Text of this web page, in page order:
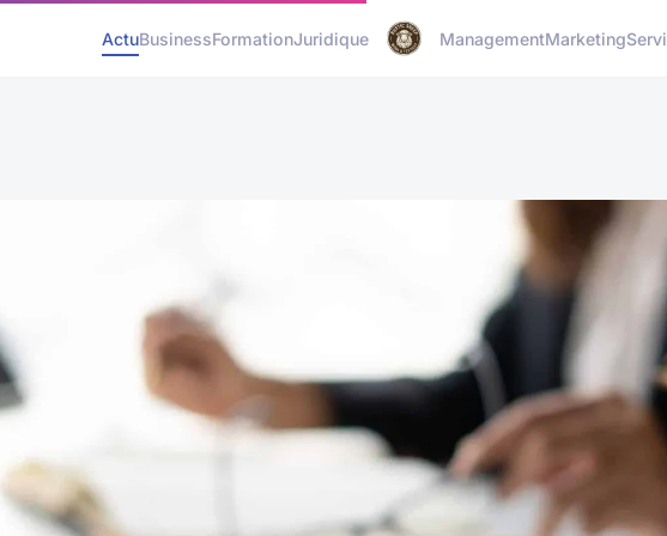
ActuBusinessFormationJuridique ManagementMarketing